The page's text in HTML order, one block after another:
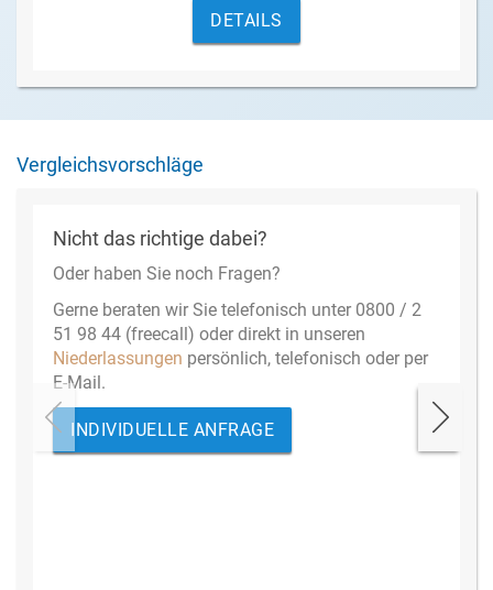
DETAILS
Vergleichsvorschläge
Nicht das richtige dabei?
Oder haben Sie noch Fragen?
Gerne beraten wir Sie telefonisch unter 0800 / 2
51 98 44 (freecall) oder direkt in unseren
Niederlassungen persönlich, telefonisch oder per
E-Mail.
INDIVIDUELLE ANFRAGE